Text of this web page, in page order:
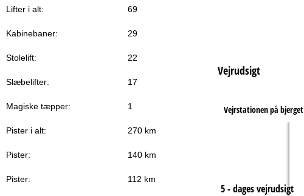
Lifter i alt: 69
Kabinebaner: 29
Stolelift: 22
Slæbelifter: 17
Magiske tæpper: 1
Pister i alt: 270 km
Pister: 140 km
Pister: 112 km
Vejrudsigt
Vejrstationen på bjerget
5 - dages vejrudsigt